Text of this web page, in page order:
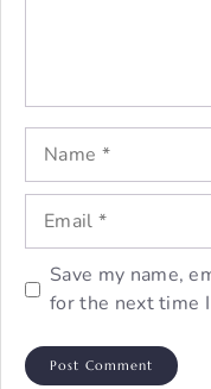
Name
Email
Save my name,
for the next time